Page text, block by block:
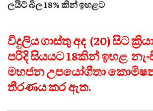
ලයිට් බිල 18% කින් ඉහළට
විදුලිය ගාස්තු අද (20) සිට
පරිදි සියයට 18කින් ඉහළ
මහජන උපයෝගීතා
තීරණය කර ඇත.